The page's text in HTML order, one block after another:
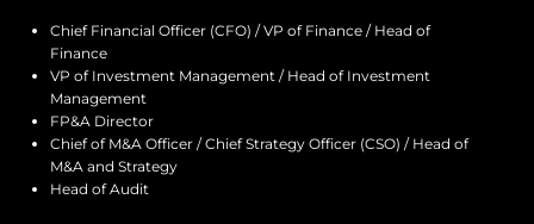
Chief Financial Officer (CFO) / VP of Finance / Head of
Finance
VP of Investment Management / Head of Investment
Management
FP&A Director
Chief of M&A Officer / Chief Strategy Officer (CSO) / Head of
M&A and Strategy
Head of Audit